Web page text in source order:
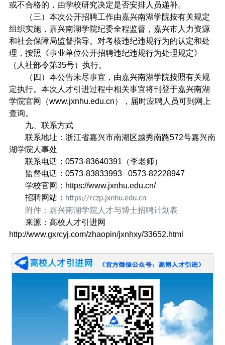
或不合格的，由学校研究决定是否安排人员递补。
（三）本次公开招聘工作由嘉兴南湖学院按有关规定
组织实施，嘉兴南湖学院纪委全程监督，嘉兴市人力资源
和社会保障局监督指导。对考核违纪违规行为的认定和处
理，按照《事业单位公开招聘违纪违规行为处理规定》
（人社部令第35号）执行。
（四）本公告未尽事宜，由嘉兴南湖学院按照有关规
定执行。本次人才引进过程中相关事宜将刊登于嘉兴南湖
学院官网（www.jxnhu.edu.cn），届时应聘人员可到网上
查询。
九、联系方式
联系地址：浙江省嘉兴市南湖区越秀南路572号嘉兴南
湖学院人事处
联系电话： 0573-83640391 （李老师）
监督电话： 0573-83833993 0573-82228947
学校官网： https://www.jxnhu.edu.cn/
招聘网站： https://rczp.jxnhu.edu.cn
附件：嘉兴南湖学院人才与博士招聘计划表
来源：高校人才引进网
http://www.gxrcyj.com/zhaopin/jxnhxy/33652.html